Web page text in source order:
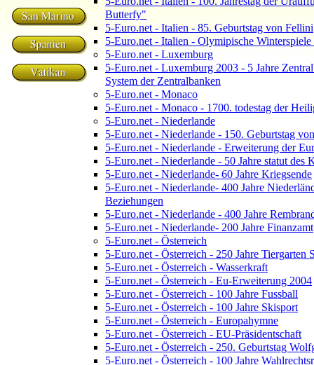
Butterfy"
5-Euro.net - Italien - 85. Geburtstag von Fellini
5-Euro.net - Italien - Olymipische
5-Euro.net - Luxemburg
5-Euro.net - Luxemburg 2003 - 5 Jahre
System der Zentralbanken
5-Euro.net - Monaco
5-Euro.net - Monaco - 1700. todestag der
5-Euro.net - Niederlande
5-Euro.net - Niederlande - 150. Geburtstag
5-Euro.net - Niederlande - Erweiterung der
5-Euro.net - Niederlande - 50 Jahre statut des
5-Euro.net - Niederlande- 60 Jahre Kriegsende
5-Euro.net - Niederlande- 400 Jahre
Beziehungen
5-Euro.net - Niederlande - 400 Jahre
5-Euro.net - Niederlande- 200 Jahre Finanzamt
5-Euro.net - Österreich
5-Euro.net - Österreich - 250 Jahre Tiergarten
5-Euro.net - Österreich - Wasserkraft
5-Euro.net - Österreich - Eu-Erweiterung 2004
5-Euro.net - Österreich - 100 Jahre Fussball
5-Euro.net - Österreich - 100 Jahre Skisport
5-Euro.net - Österreich - Europahymne
5-Euro.net - Österreich - EU-Präsidentschaft
5-Euro.net - Österreich - 250. Geburtstag
5-Euro.net - Österreich - 100 Jahre